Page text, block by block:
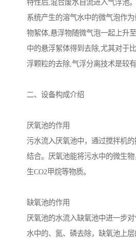
特性后,混合废水自流进入气浮池
系统产生的溶气水中的微气泡作
物絮体,悬浮物随微气泡一起上升
中的悬浮絮体得到去除,尤其对于
浮颗粒的去除,气浮分离技术是较有
二、设备构成介绍
厌氧池的作用
污水流入厌氧池中，通过搅拌机
结合。厌氧池能将污水中的微生
生CO2甲烷等物质。
缺氧池的作用
厌氧池的水流入缺氧池中进一步
水中的、氮、磷去除，缺氧池上
备
汽车污水处理设备 你
农村生活污水处理设备 玻
生活污水处理设备
医疗机构污水处理设备
风景区生活一体化设备
豆制品污水